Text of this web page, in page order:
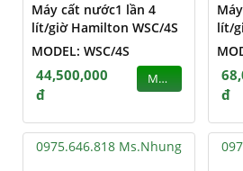
Máy cất nước1 lần 4
lít/giờ Hamilton WSC/4S
MODEL: WSC/4S
44,500,000
đ
MUA
lít/
đ
0975.646.818 Ms.Nhung